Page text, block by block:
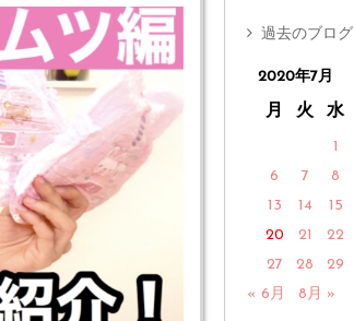
過去のブログ
2020年7月
月 火 水
1
6
7 8
13
14 15
20
21 22
27
28 29
« 6月
8月 »